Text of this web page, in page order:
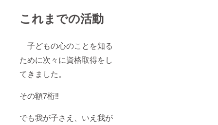
これまでの活動
子どもの心のことを知る
ために次々に資格取得をし
てきました。
その額7桁‼️
でも我が子さえ、いえ我が